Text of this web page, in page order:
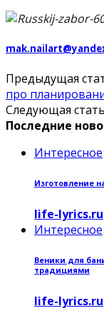
Предыдущая
про
Следующая
Последние
Интересное
Изготовление
life-lyrics.ru
Интересное
Веники для
традициями
life-lyrics.ru